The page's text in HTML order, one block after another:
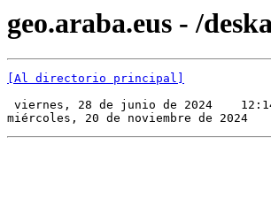
geo.araba.eus - /
[Al directorio principal]
viernes, 28 de junio de 2024
miércoles, 20 de noviembre de